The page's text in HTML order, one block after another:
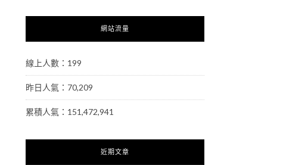
網站流量
線上人數：199
昨日人氣：70,209
累積人氣：151,472,941
近期文章